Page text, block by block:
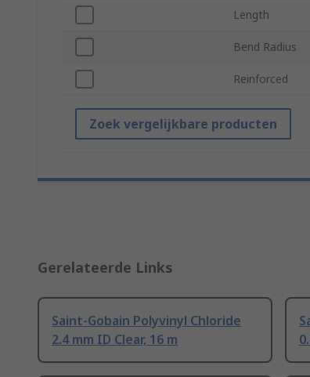
Length
Bend Radius
Reinforced
Zoek vergelijkbare producten
Gerelateerde Links
Saint-Gobain Polyvinyl Chloride
2.4 mm ID Clear, 16 m